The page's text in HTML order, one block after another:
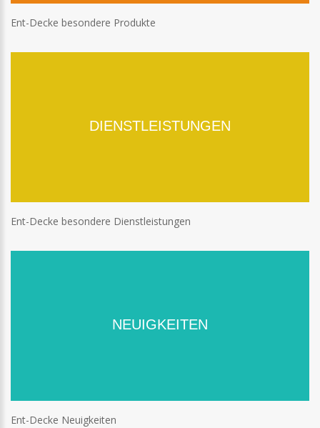
Ent-Decke besondere Produkte
DIENSTLEISTUNGEN
Ent-Decke besondere Dienstleistungen
NEUIGKEITEN
Ent-Decke Neuigkeiten